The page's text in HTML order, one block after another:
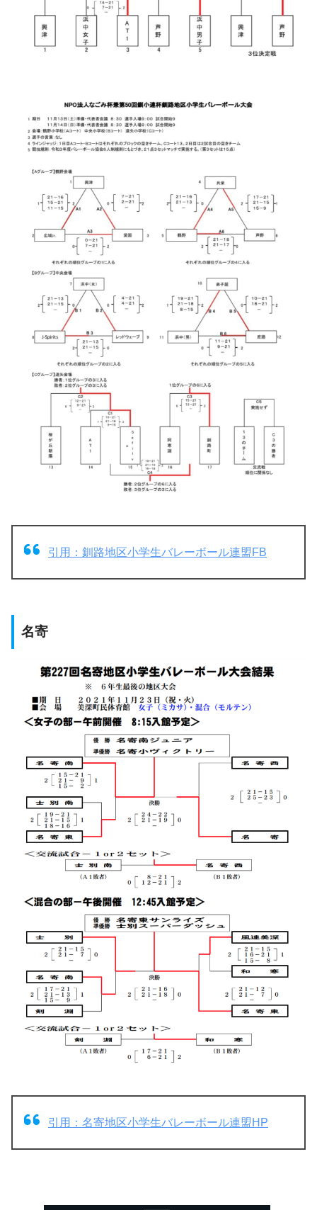
引用：釧路地区小学生バレーボール連盟FB
名寄
引用：名寄地区小学生バレーボール連盟HP